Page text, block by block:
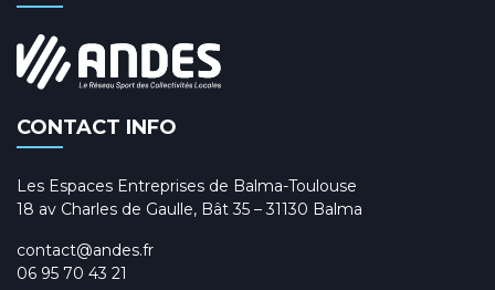
CONTACT INFO
Les Espaces Entreprises de Balma-Toulouse
18 av Charles de Gaulle, Bât 35 – 31130 Balma
contact@andes.fr
06 95 70 43 21